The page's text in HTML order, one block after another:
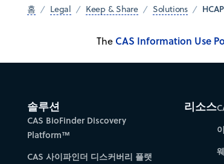
홈 Legal Keep & Share Solutions
The CAS Information Use
솔루션
CAS BioFinder Discovery
Platform™
CAS 사이파인더 디스커버리 플랫
리소스